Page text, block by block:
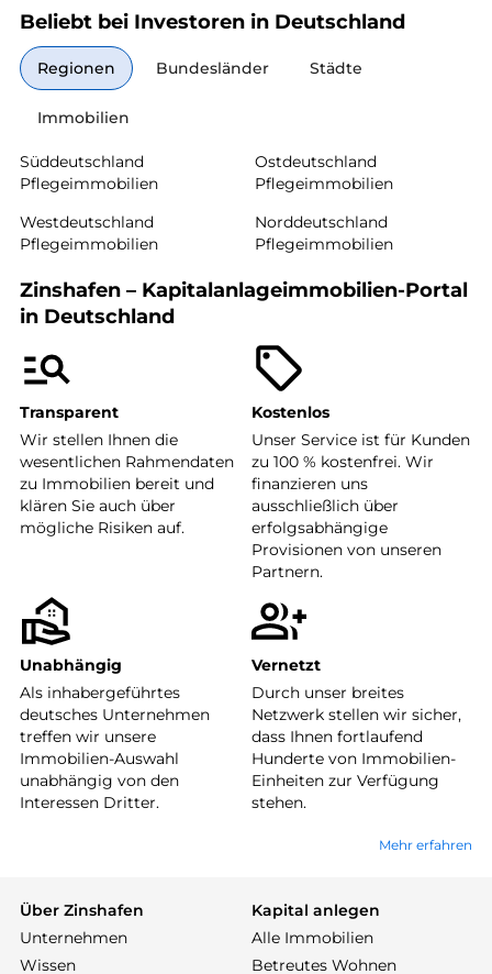
Beliebt bei Investoren in Deutschland
Regionen Bundesländer Städte
Immobilien
Süddeutschland
Pflegeimmobilien
Ostdeutschland
Pflegeimmobilien
Westdeutschland
Pflegeimmobilien
Norddeutschland
Pflegeimmobilien
Zinshafen – Kapitalanlageimmobilien-Portal
in Deutschland
Transparent
Wir stellen Ihnen die
wesentlichen Rahmendaten
zu Immobilien bereit und
klären Sie auch über
mögliche Risiken auf.
Kostenlos
Unser Service ist für Kunden
zu 100 % kostenfrei. Wir
finanzieren uns
ausschließlich über
erfolgsabhängige
Provisionen von unseren
Partnern.
Unabhängig
Als inhabergeführtes
deutsches Unternehmen
treffen wir unsere
Immobilien-Auswahl
unabhängig von den
Interessen Dritter.
Vernetzt
Durch unser breites
Netzwerk stellen wir sicher,
dass Ihnen fortlaufend
Hunderte von Immobilien-
Einheiten zur Verfügung
stehen.
Mehr erfahren
Über Zinshafen
Unternehmen
Wissen
Kapital anlegen
Alle Immobilien
Betreutes Wohnen